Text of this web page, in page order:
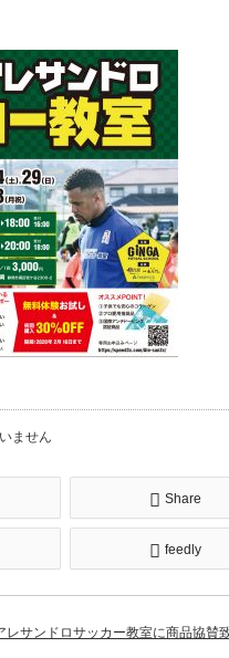
ません
Share
feedly
レサンドロサッカー教室に商品協賛